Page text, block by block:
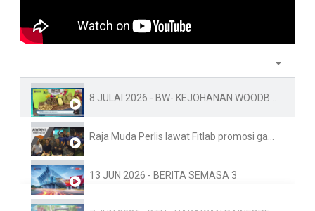
13 JUN 2026 - BERITA SEMASA 3